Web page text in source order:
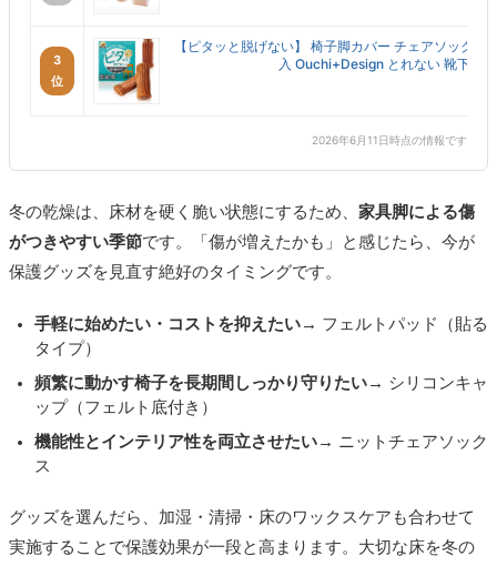
3
位
【ピタッと脱げない】 椅子脚カバー チェアソックス
入 Ouchi+Design とれない 靴下
2026年6月11日時点の情報です
冬の乾燥は、床材を硬く脆い状態にするため、 家具脚による傷
がつきやすい季節です。「傷が増えたかも」と感じたら、今が
保護グッズを見直す絶好のタイミングです。
手軽に始めたい・コストを抑えたい→ フェルトパッド（貼る
タイプ）
頻繁に動かす椅子を長期間しっかり守りたい→ シリコンキャ
ップ（フェルト底付き）
機能性とインテリア性を両立させたい→ ニットチェアソック
ス
グッズを選んだら、加湿・清掃・床のワックスケアも合わせて
実施することで保護効果が一段と高まります。大切な床を冬の